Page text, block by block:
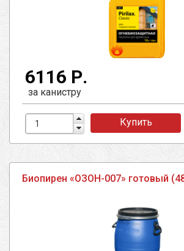
6116 Р.
за канистру
Купить
Биопирен «ОЗОН-007» готовый